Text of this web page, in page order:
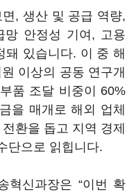
, 생산 및 공급 역량,
망 안정성 기여, 고용
돼 있습니다. 이 중 해
이상의 공동 연구개
품 조달 비중이 60%
을 매개로 해외 업체
환을 돕고 지역 경제
단으로 읽힙니다.
혁신과장은 “이번 확